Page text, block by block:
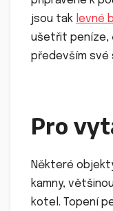
jsou tak levné
ušetřit peníze,
především své
Pro
Některé
kamny,
kotel. Topení